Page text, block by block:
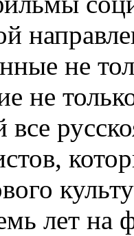
не
не
лет на